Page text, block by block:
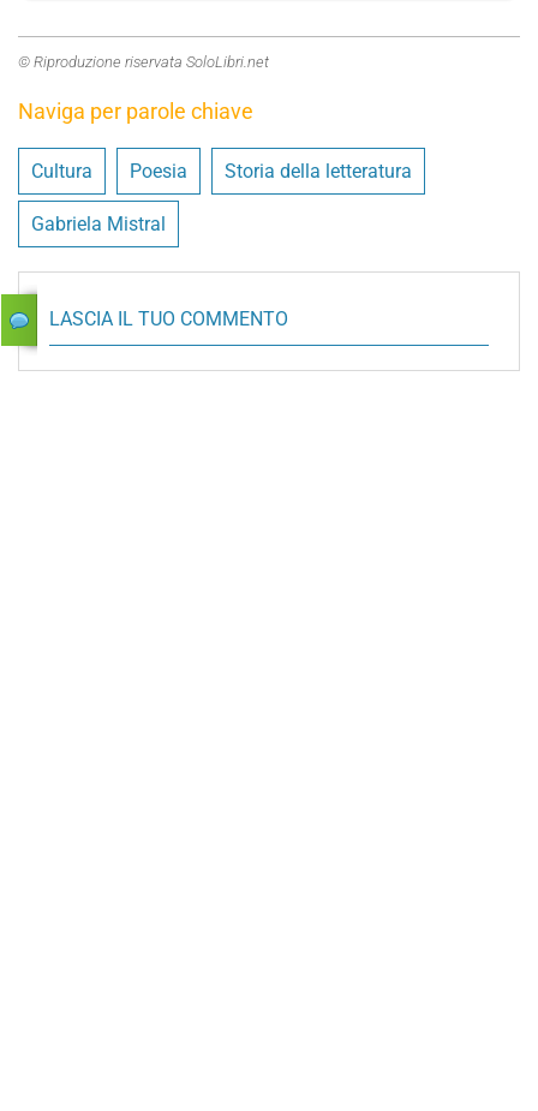
© Riproduzione riservata SoloLibri.net
Naviga per parole chiave
Cultura Poesia Storia della letteratura
Gabriela Mistral
LASCIA IL TUO COMMENTO